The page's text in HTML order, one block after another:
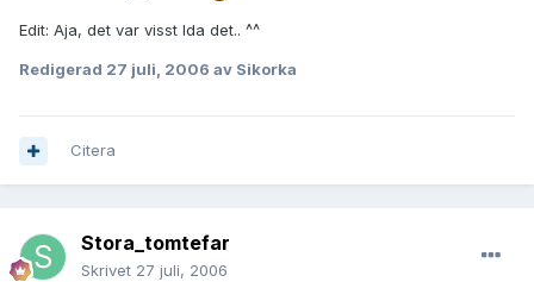
Edit: Aja, det var visst Ida det.. ^^
Redigerad 27 juli, 2006 av Sikorka
Citera
Stora_tomtefar
Skrivet 27 juli, 2006